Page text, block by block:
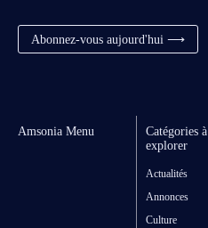
Abonnez-vous aujourd'hui ⟶
Amsonia Menu
Catégories à
explorer
Actualités
Annonces
Culture